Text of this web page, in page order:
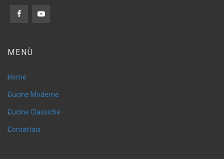
MENÙ
Home
Cucine Moderne
Cucine Classiche
Contattaci